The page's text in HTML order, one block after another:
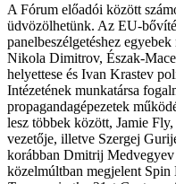
A Fórum előadói között
üdvözölhetünk. Az EU-
panelbeszélgetéshez
Nikola Dimitrov, Észak-
helyettese és Ivan Krastev
Intézetének munkatársa
propagandagépezetek
lesz többek között, Jamie
vezetője, illetve Szergej
korábban Dmitrij Medvegyev
közelmúltban megjelent Spin